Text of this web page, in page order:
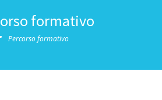
formativo
· Percorso formativo